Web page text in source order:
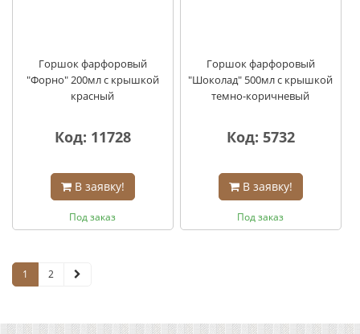
Горшок фарфоровый
"Форно" 200мл с крышкой
красный
Код: 11728
В заявку!
Под заказ
Горшок фарфоровый
"Шоколад" 500мл с крышкой
темно-коричневый
Код: 5732
В заявку!
Под заказ
1 2